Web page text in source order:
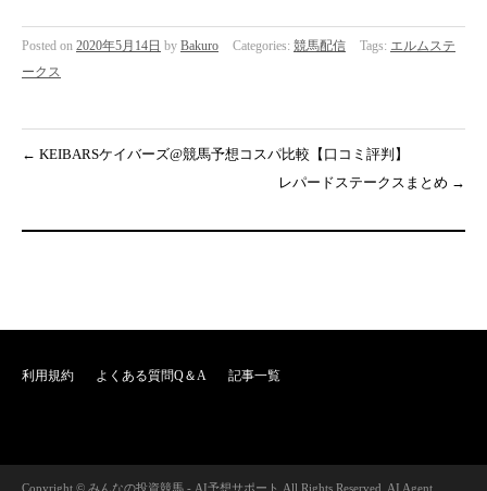
Posted on 2020年5月14日 by Bakuro Categories: 競馬配信 Tags: エルムステ
ークス
← KEIBARSケイバーズ@競馬予想コスパ比較【口コミ評判】
レパードステークスまとめ →
利用規約 よくある質問Q＆A 記事一覧
Copyright © みんなの投資競馬 - AI予想サポート All Rights Reserved. AI Agent